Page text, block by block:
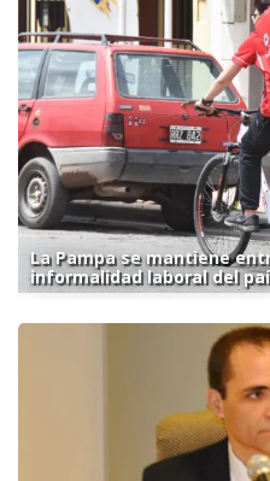
La Pampa se mantiene
informalidad laboral del